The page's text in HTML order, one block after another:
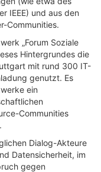
IEEE) und aus den
Communities.
„Forum Soziale
Hintergrundes die
mit rund 300 IT-
genutzt. Es
ein
Communities
Dialog-Akteure
Datensicherheit, im
gegen